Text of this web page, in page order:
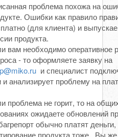
проблема похожа на
Ошибки как правило
(для клиента) и
продукта.
вам необходимо оперативное
- то оформляете заявку на
и специалист
и анализирует проблему на
проблема не горит, то на
ожидаете обновлений
обычно платят деньги,
продукта тоже. Вы